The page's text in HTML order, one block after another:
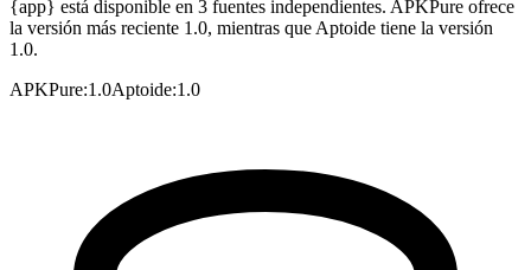
{app} está disponible en 3 fuentes independientes. APKPure ofrece
la versión más reciente 1.0, mientras que Aptoide tiene la versión
1.0.
APKPure:1.0Aptoide:1.0